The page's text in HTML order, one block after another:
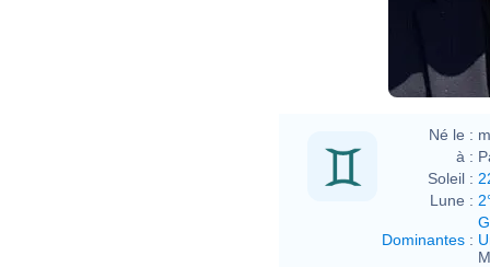
Né le :
à :
Soleil :
Lune :
Dominantes :